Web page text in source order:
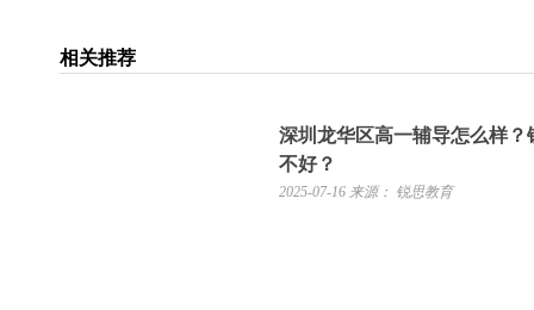
相关推荐
深圳龙华区高一辅导怎么样？
不好？
2025-07-16 来源： 锐思教育